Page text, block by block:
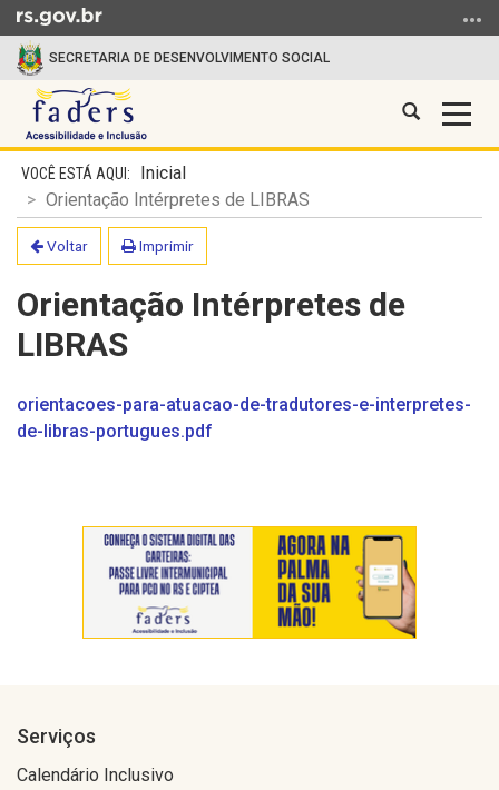
Ir para o conteúdo
SECRETARIA DE DESENVOLVIMENTO SOCIAL
FADERS
Abrir a
Início do conteúdoInicial
Orientação Intérpretes de LIBRAS
Voltar Imprimir
Orientação Intérpretes de
LIBRAS
orientacoes-para-atuacao-de-tradutores-e-interpretes-
de-libras-portugues.pdf
Serviços
Calendário Inclusivo